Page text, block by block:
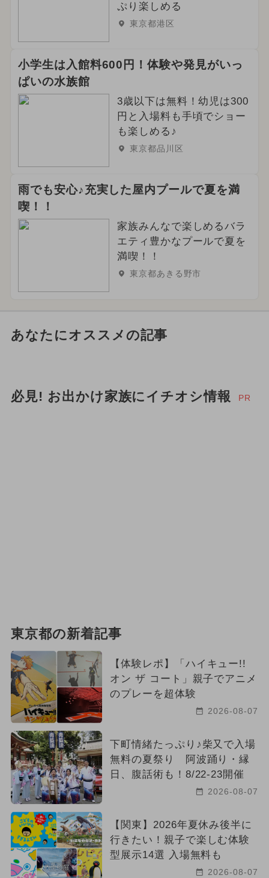
ぷり楽しめる
東京都港区
小学生は入館料600円！体験や発見がいっ
ぱいの水族館
3歳以下は無料！幼児は300
円と入場料も手頃でショー
も楽しめる♪
東京都品川区
雨でも安心♪充実した屋内プールで夏を満
喫！！
家族みんなで楽しめるバラ
エティ豊かなプールで夏を
満喫！！
東京都あきる野市
あなたにオススメの記事
必見! お出かけ家族にイチオシ情報 PR
東京都の新着記事
【体験レポ】「ハイキュー!!
オン ザ コート」親子でアニメ
のプレーを超体験
2026-08-07
下町情緒たっぷり♪柴又で入場
無料の夏祭り 阿波踊り・縁
日、腹話術も！8/22-23開催
2026-08-07
【関東】2026年夏休み後半に
行きたい！親子で楽しむ体験
型展示14選 入場無料も
2026-08-07